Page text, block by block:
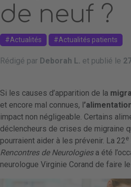
de neuf ?
Actualités Actualités patients
Rédigé par Deborah L. et publié le
Si les causes d’apparition de la
et encore mal connues, l
impact non négligeable. Certains
déclencheurs de crises de migraine
pourraient aider à les prévenir. La 22e
Rencontres de Neurologiesa été
neurologue Virginie Corand de faire